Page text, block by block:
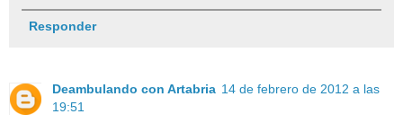
Responder
Deambulando con Artabria 14 de febrero de 2012 a las
19:51